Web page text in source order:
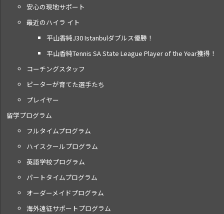
安心の現地サポート
最近のハイラ イト
平山香純J30 Istanbulダブルス優勝！
平山香純Tennis SA State League Player of the Year獲得！
コーチングスタッフ
ピーターが育てた選手たち
プレイヤー
留学プログラム
フルタイムプログラム
ハイスクールプログラム
英語学校プログラム
パートタイムプログラム
オーダーメイドプログラム
海外遠征サポートプログラム